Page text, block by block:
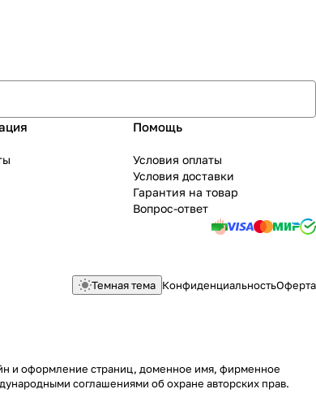
Помощь
Условия оплаты
Условия доставки
Гарантия на товар
Вопрос-ответ
Темная тема КонфиденциальностьОферта
и оформление страниц, доменное имя, фирменное
соглашениями об охране авторских прав.